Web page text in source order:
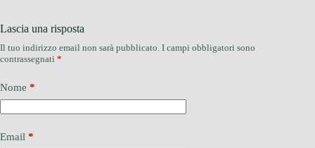
Lascia una risposta
Il tuo indirizzo email non sarà pubblicato. I campi obbligatori sono
contrassegnati *
Nome *
Email *